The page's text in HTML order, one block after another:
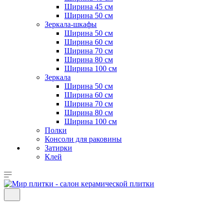
Ширина 45 см
Ширина 50 см
Зеркала-шкафы
Ширина 50 см
Ширина 60 см
Ширина 70 см
Ширина 80 см
Ширина 100 см
Зеркала
Ширина 50 см
Ширина 60 см
Ширина 70 см
Ширина 80 см
Ширина 100 см
Полки
Консоли для раковины
Затирки
Клей